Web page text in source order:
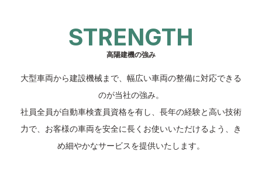
STRENGTH
高陽建機の強み
大型車両から建設機械まで、幅広い車両の整備に対応できる
のが当社の強み。
社員全員が自動車検査員資格を有し、⻑年の経験と高い技術
力で、 お客様の車両を安全に⻑くお使いいただけるよう、き
め細やかなサービスを提供いたします。